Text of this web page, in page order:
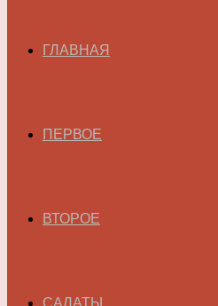
ГЛАВНАЯ
ПЕРВОЕ
ВТОРОЕ
САЛАТЫ